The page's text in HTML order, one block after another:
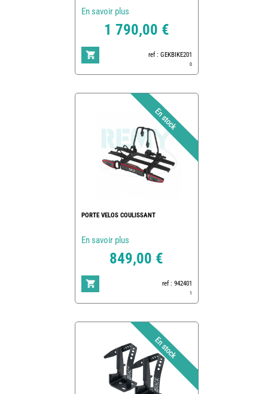
En savoir plus
1 790,00 €
ref : GEKBIKE201
0
PORTE VELOS COULISSANT
En savoir plus
849,00 €
ref : 942401
1